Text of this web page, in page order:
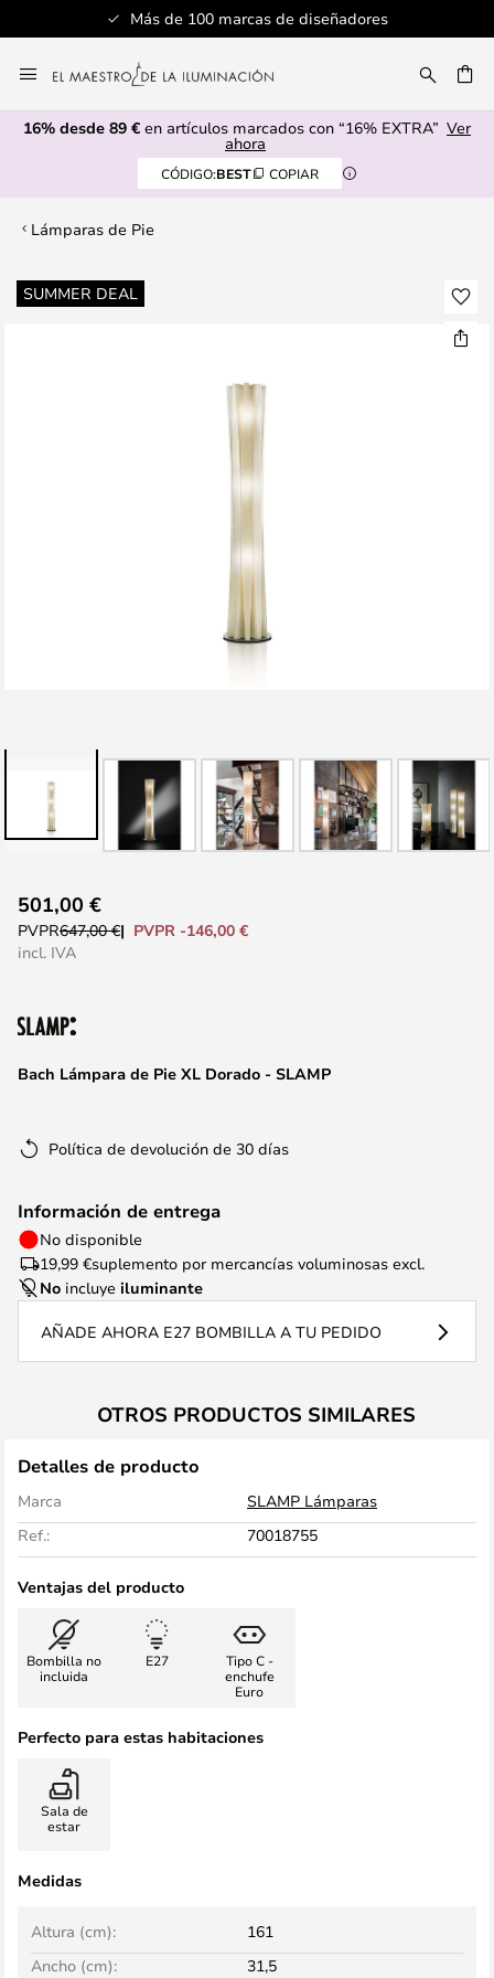
Más de 100 marcas de diseñadores
al
contenido
16% desde 89 € en artículos marcados con “16% EXTRA” Ver
ahora
CÓDIGO:BEST COPIAR
Lámparas de Pie
SUMMER DEAL
Saltar
al
comienzo
galería
imágenes
Bach Lámpara de Pie XL Dorado - SLAMP
501,00 €
PVPR647,00 €
PVPR -146,00 €
incl. IVA
Política de devolución de 30 días
Información de entrega
No disponible
19,99 €suplemento por mercancías voluminosas excl.
No incluye iluminante
AÑADE AHORA E27 BOMBILLA A TU PEDIDO
OTROS PRODUCTOS SIMILARES
Detalles de producto
Marca
SLAMP Lámparas
Ref.:
70018755
Ventajas del producto
Bombilla no
incluida
E27
Tipo C -
enchufe
Euro
Perfecto para estas habitaciones
Sala de
estar
Medidas
Ancho (cm): 31,5
Altura (cm): 161